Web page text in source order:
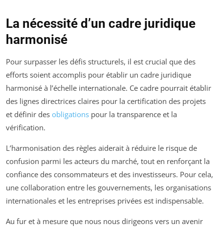
La nécessité d’un cadre juridique
harmonisé
Pour surpasser les défis structurels, il est crucial que des
efforts soient accomplis pour établir un cadre juridique
harmonisé à l’échelle internationale. Ce cadre pourrait établir
des lignes directrices claires pour la certification des projets
et définir des obligations pour la transparence et la
vérification.
L’harmonisation des règles aiderait à réduire le risque de
confusion parmi les acteurs du marché, tout en renforçant la
confiance des consommateurs et des investisseurs. Pour cela,
une collaboration entre les gouvernements, les organisations
internationales et les entreprises privées est indispensable.
Au fur et à mesure que nous nous dirigeons vers un avenir